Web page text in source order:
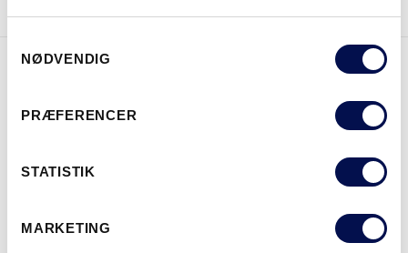
NØDVENDIG
PRÆFERENCER
STATISTIK
MARKETING